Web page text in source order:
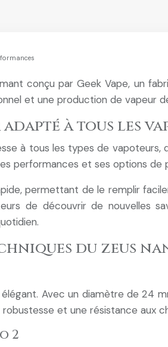
conçu par Geek Vape, un
et une production de
à tous les
à tous les types de
performances et ses options de
permettant de le remplir
de découvrir de nouvelles
du zeus
Avec un diamètre de 24
et une résistance aux
2